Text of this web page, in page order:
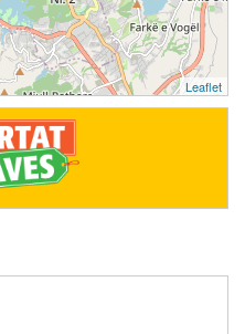
Leaflet